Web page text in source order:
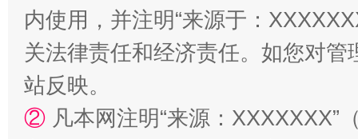
内使用，并注明“来源于：
关法律责任和经济责任。如您对
站反映。
② 凡本网注明“来源：